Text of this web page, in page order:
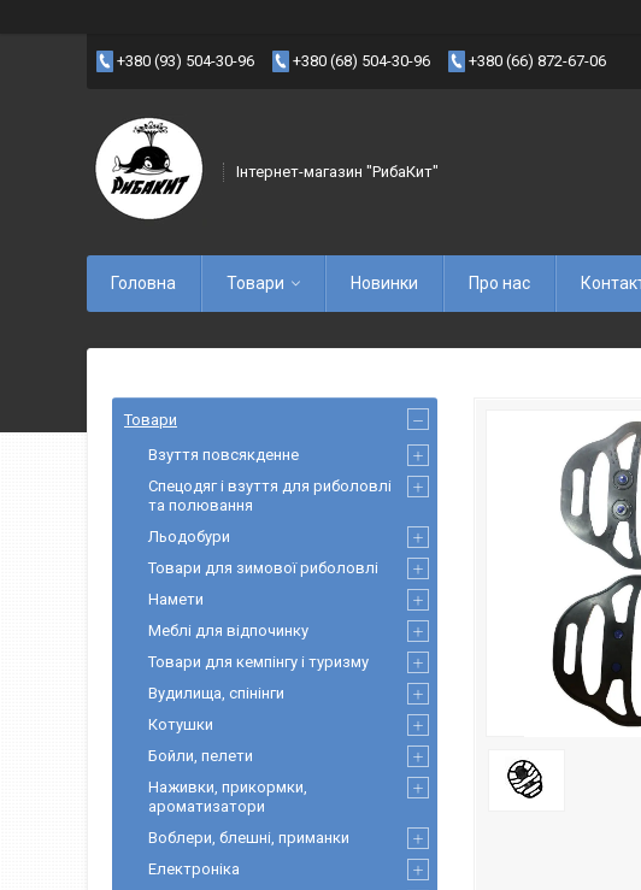
+380 (93) 504-30-96 +380 (68) 504-30-96 +380 (66) 872-67-06
Інтернет-магазин "РибаКит"
Головна Товари Новинки Про нас
Товари
Взуття повсякденне
Спецодяг і взуття для риболовлі
та полювання
Льодобури
Товари для зимової риболовлі
Намети
Меблі для відпочинку
Товари для кемпінгу і туризму
Вудилища, спінінги
Котушки
Бойли, пелети
Наживки, прикормки,
ароматизатори
Воблери, блешні, приманки
Електроніка